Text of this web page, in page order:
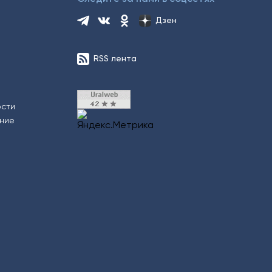
Дзен
RSS лента